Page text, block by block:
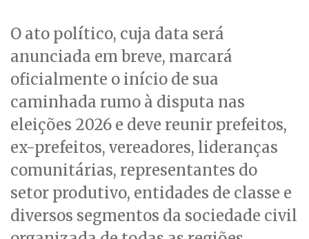
O ato político, cuja data será
anunciada em breve, marcará
oficialmente o início de sua
caminhada rumo à disputa nas
eleições 2026 e deve reunir prefeitos,
ex-prefeitos, vereadores, lideranças
comunitárias, representantes do
setor produtivo, entidades de classe e
diversos segmentos da sociedade civil